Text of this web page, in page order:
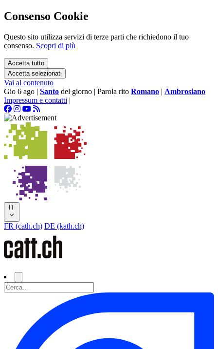
Consenso Cookie
Questo sito utilizza servizi di terze parti che richiedono il tuo
consenso. Scopri di più
Accetta tutto
Accetta selezionati
Vai al contenuto
Gio 6 ago | Santo del giorno | Parola rito Romano | Ambrosiano
Impressum e contatti |
IT
FR (cath.ch) DE (kath.ch)